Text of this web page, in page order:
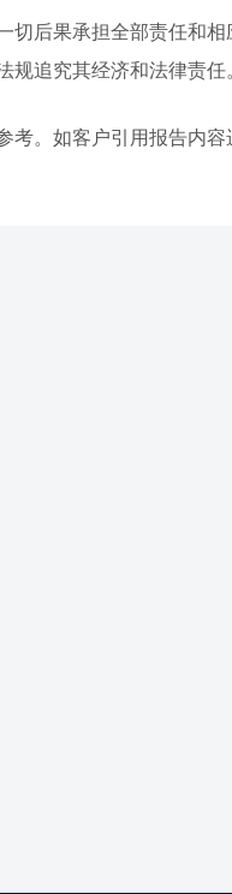
切后果承担全部责任和相
追究其经济和法律责任
考。如客户引用报告内容